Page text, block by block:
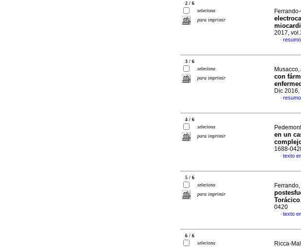
2 / 6
seleciona
para imprimir
2017,
·
3 / 6
seleciona
para imprimir
con
Dic
·
4 / 6
seleciona
para imprimir
en un
1688-
· texto
5 / 6
seleciona
para imprimir
Torácico.
0420
· texto
6 / 6
seleciona
Ricca-